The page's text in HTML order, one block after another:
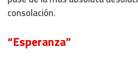
consolación.
“Esperanza”